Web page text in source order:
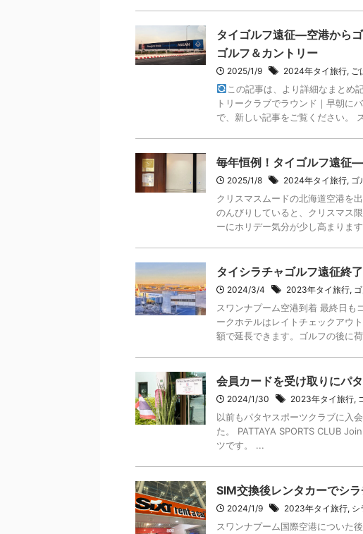
タイゴルフ遠征—空港から
ゴルフ＆カントリー
2025/1/9 2024年タイ旅行, ご
この記事は、より詳細なまとめ
トリークラブでラウンド｜早朝に
で、新しい記事をご覧ください。
毎年恒例！タイゴルフ遠征
2025/1/8 2024年タイ旅行, ゴ
クリスマスムードの北海道空港を
のんびりしていると、クリスマス
ーにホリデー気分が少し高まりま
タイシラチャゴルフ遠征終
2024/3/4 2023年タイ旅行,
スワンナプーム空港到着 最終日も
ークホテルはレイトチェックアウ
額で延長できます。ゴルフの後に
会員カードを受け取りにパ
2024/1/30 2023年タイ旅行,
以前もパタヤスポーツクラブに入
た。 PATTAYA SPORTS CLUB
ツです。 ...
SIM交換後レンタカーでシ
2024/1/9 2023年タイ旅行, シ
スワンナプーム国際空港についた